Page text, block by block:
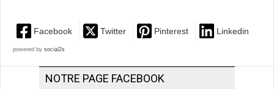
Facebook Twitter Pinterest Linkedin
powered by social2s
NOTRE PAGE FACEBOOK